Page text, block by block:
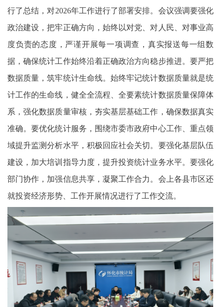
行了总结，对2026年工作进行了部署安排。会议强调要强化
政治建设，把牢正确方向，始终以对党、对人民、对事业高
度负责的态度，严谨开展每一项调查，真实报送每一组数
据，确保统计工作始终沿着正确政治方向稳步推进。要严把
数据质量，筑牢统计生命线。始终牢记统计数据质量就是统
计工作的生命线，健全全流程、全要素统计数据质量保障体
系，强化数据质量审核，夯实基层基础工作，确保数据真实
准确。要优化统计服务，围绕市委市政府中心工作、重点领
域提升监测分析水平，积极回应社会关切。要强化基层队伍
建设，加大培训指导力度，提升投资统计业务水平。要强化
部门协作，加强信息共享，凝聚工作合力。会上各县市区还
就投资经济形势、工作开展情况进行了工作交流。